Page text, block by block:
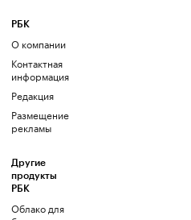
РБК
О компании
Контактная
информация
Редакция
Размещение
рекламы
Другие
продукты
РБК
Облако для